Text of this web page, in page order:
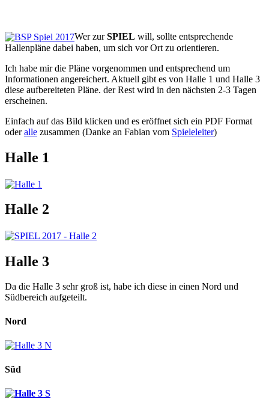
Wer zurSPIEL will, sollte entsprechende
Hallenpläne dabei haben, um sich vor Ort zu orientieren.
Ich habe mir die Pläne vorgenommen und entsprechend um
Informationen angereichert. Aktuell gibt es von Halle 1 und Halle 3
diese aufbereiteten Pläne. der Rest wird in den nächsten 2-3 Tagen
erscheinen.
Einfach auf das Bild klicken und es eröffnet sich ein PDF Format
oderalle zusammen (Danke an Fabian vom Spieleleiter)
Halle 1
Halle 2
Halle 3
Da die Halle 3 sehr groß ist, habe ich diese in einen Nord und
Südbereich aufgeteilt.
Nord
Süd